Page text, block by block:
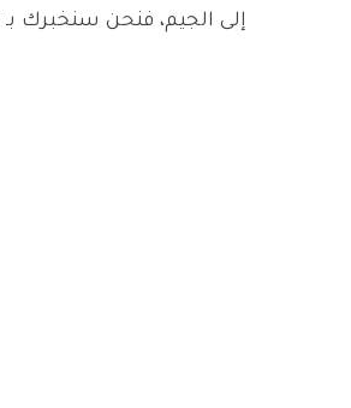
إلى الجيم، فنحن سنخبرك بـ